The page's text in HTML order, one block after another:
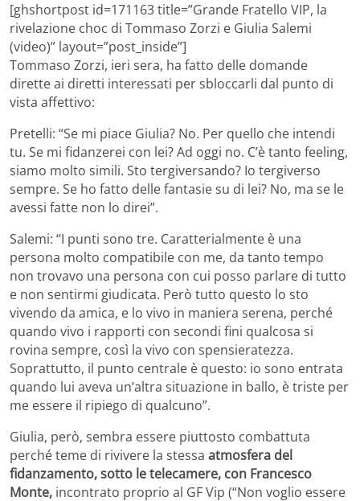
[ghshortpost id=171163 title=”Grande Fratello VIP, la
rivelazione choc di Tommaso Zorzi e Giulia Salemi
(video)” layout=”post_inside”]
Tommaso Zorzi, ieri sera, ha fatto delle domande
dirette ai diretti interessati per sbloccarli dal punto di
vista affettivo:
Pretelli: “Se mi piace Giulia? No. Per quello che intendi
tu. Se mi fidanzerei con lei? Ad oggi no. C’è tanto feeling,
siamo molto simili. Sto tergiversando? Io tergiverso
sempre. Se ho fatto delle fantasie su di lei? No, ma se le
avessi fatte non lo direi”.
Salemi: “I punti sono tre. Caratterialmente è una
persona molto compatibile con me, da tanto tempo
non trovavo una persona con cui posso parlare di tutto
e non sentirmi giudicata. Però tutto questo lo sto
vivendo da amica, e lo vivo in maniera serena, perché
quando vivo i rapporti con secondi fini qualcosa si
rovina sempre, così la vivo con spensieratezza.
Soprattutto, il punto centrale è questo: io sono entrata
quando lui aveva un’altra situazione in ballo, è triste per
me essere il ripiego di qualcuno”.
Giulia, però, sembra essere piuttosto combattuta
perché teme di rivivere la stessa atmosfera del
fidanzamento, sotto le telecamere, con Francesco
Monte, incontrato proprio al GF Vip (“Non voglio essere